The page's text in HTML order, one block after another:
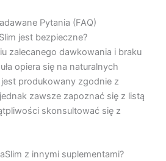
Pytania (FAQ)
jest bezpieczne?
zalecanego dawkowania i braku
opiera się na naturalnych
produkowany zgodnie z
zawsze zapoznać się z listą
skonsultować się z
z innymi suplementami?